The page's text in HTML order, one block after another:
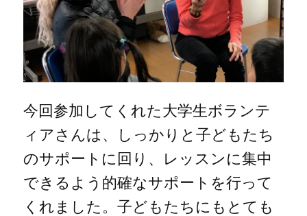
今回参加してくれた大学生ボランテ
ィアさんは、しっかりと子どもたち
のサポートに回り、レッスンに集中
できるよう的確なサポートを行って
くれました。子どもたちにもとても